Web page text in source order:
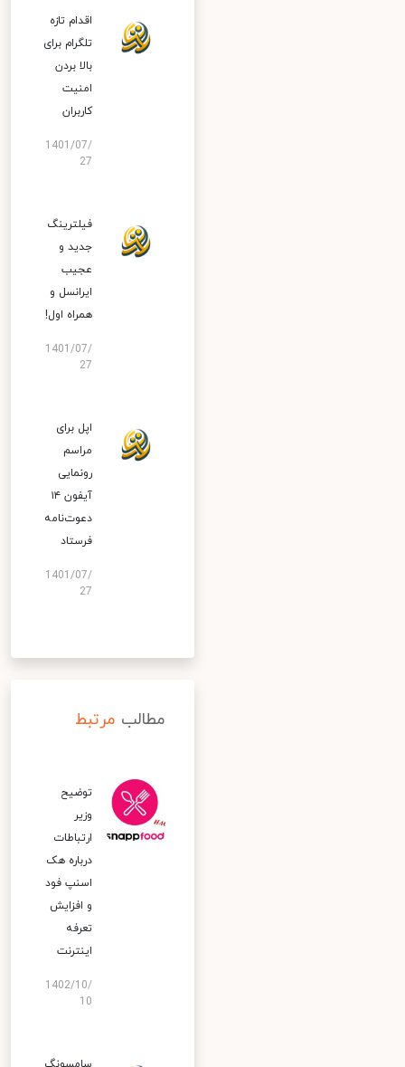
اقدام تازه
تلگرام برای
بالا بردن
امنیت
کاربران
1401/07/
27
فیلترینگ
جدید و
عجیب
ایرانسل و
همراه اول!
1401/07/
27
اپل برای
مراسم
رونمایی
آیفون ۱۴
دعوت‌نامه
فرستاد
1401/07/
27
مطالب مرتبط
توضیح
وزیر
ارتباطات
درباره هک
اسنپ‌ فود
و افزایش
تعرفه
اینترنت
1402/10/
10